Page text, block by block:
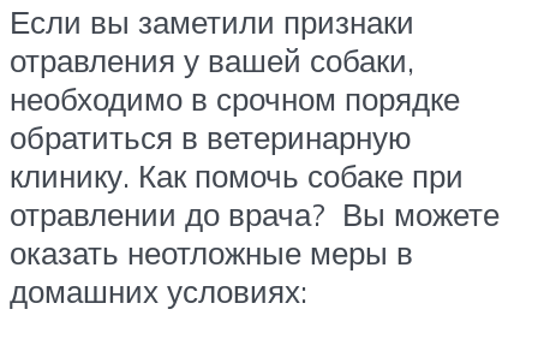
Если вы заметили признаки
отравления у вашей собаки,
необходимо в срочном порядке
обратиться в ветеринарную
клинику. Как помочь собаке при
отравлении до врача? Вы можете
оказать неотложные меры в
домашних условиях: